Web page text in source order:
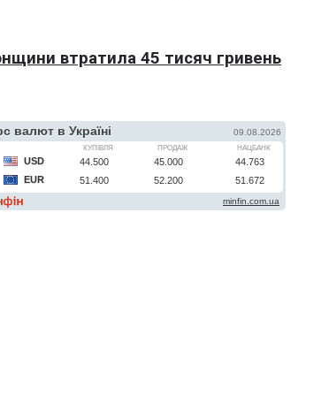
втратила 45 тисяч гривень